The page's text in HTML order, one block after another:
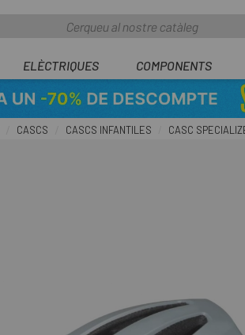
ELÈCTRIQUES COMPONENTS
CASCS CASCS INFANTILES CASC